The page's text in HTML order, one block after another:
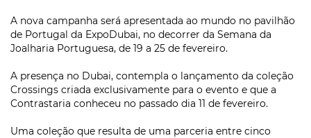
A nova campanha será apresentada ao mundo no pavilhão
de Portugal da ExpoDubai, no decorrer da Semana da
Joalharia Portuguesa, de 19 a 25 de fevereiro.
A presença no Dubai, contempla o lançamento da coleção
Crossings criada exclusivamente para o evento e que a
Contrastaria conheceu no passado dia 11 de fevereiro.
Uma coleção que resulta de uma parceria entre cinco